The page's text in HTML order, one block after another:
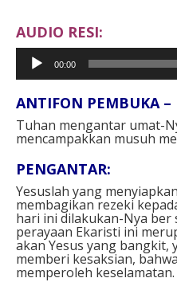
AUDIO RESI:
Pemutar
Audio
00:00
ANTIFON PEMBUKA
Tuhan mengantar umat-
mencampakkan musuh
PENGANTAR⁣:
Yesuslah yang
membagikan rezeki
hari ini dilakukan-Nya ber
perayaan Ekaristi ini
akan Yesus yang bangkit,
memberi kesaksian,
memperoleh keselamatan.⁣⁣